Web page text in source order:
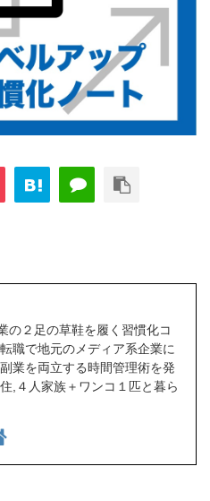
の２足の草鞋を履く習慣化コ
職で地元のメディア系企業に
業を両立する時間管理術を発
,４人家族＋ワンコ１匹と暮ら